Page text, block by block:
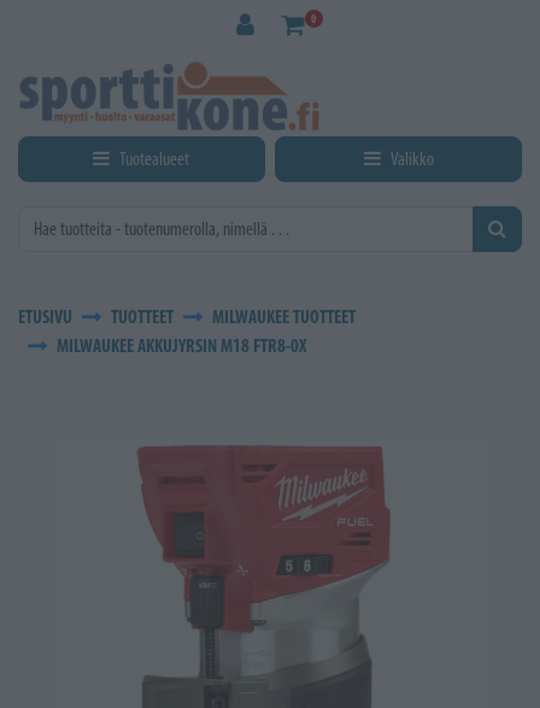
0
Tuotealueet Valikko
ETUSIVU TUOTTEET
MILWAUKEE TUOTTEET
MILWAUKEE AKKUJYRSIN M18 FTR8-0X